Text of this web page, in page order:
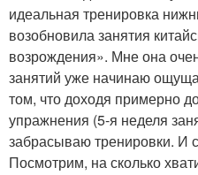
идеальная тренировка
возобновила занятия
возрождения». Мне она
занятий уже начинаю
том, что доходя примерно
упражнения (5-я неделя
забрасываю тренировки. И
Посмотрим, на сколько